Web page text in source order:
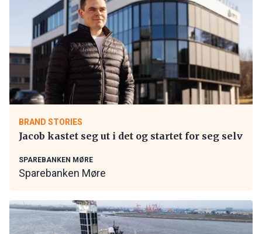
BRAND STORIES
Jacob kastet seg ut i det og startet for seg selv
SPAREBANKEN MØRE
Sparebanken Møre